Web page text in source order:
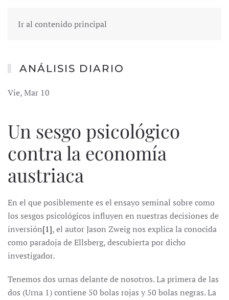
Ir al contenido principal
ANÁLISIS DIARIO
Vie, Mar 10
Un sesgo psicológico
contra la economía
austriaca
En el que posiblemente es el ensayo seminal sobre como
los sesgos psicológicos influyen en nuestras decisiones de
inversión[1], el autor Jason Zweig nos explica la conocida
como paradoja de Ellsberg, descubierta por dicho
investigador.
Tenemos dos urnas delante de nosotros. La primera de las
dos (Urna 1) contiene 50 bolas rojas y 50 bolas negras. La